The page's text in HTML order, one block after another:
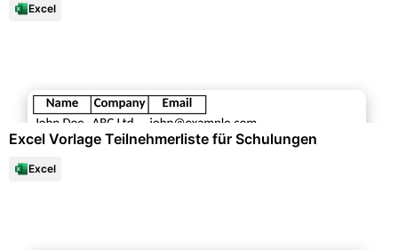
Excel
Excel Vorlage Teilnehmerliste für Schulungen
Excel